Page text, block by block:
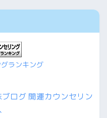
ランキング